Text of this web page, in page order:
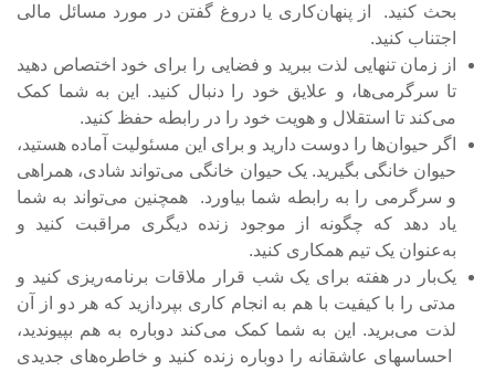
بحث کنید. از پنهان‌کاری یا دروغ گفتن در مورد مسائل مالی
اجتناب کنید.
از زمان تنهایی لذت ببرید و فضایی را برای خود اختصاص دهید
تا سرگرمی‌ها، و علایق خود را دنبال کنید. این به شما کمک
می‌کند تا استقلال و هویت خود را در رابطه حفظ کنید.
اگر حیوان‌ها را دوست دارید و برای این مسئولیت آماده هستید،
حیوان خانگی بگیرید. یک حیوان خانگی می‌تواند شادی، همراهی
و سرگرمی را به رابطه شما بیاورد. همچنین می‌تواند به شما
یاد دهد که چگونه از موجود زنده دیگری مراقبت کنید و
به‌عنوان یک تیم همکاری کنید.
یک‌بار در هفته برای یک شب قرار ملاقات برنامه‌ریزی کنید و
مدتی را با کیفیت با هم به انجام کاری بپردازید که هر دو از آن
لذت می‌برید. این به شما کمک می‌کند دوباره به هم بپیوندید،
احساس­های عاشقانه را دوباره زنده کنید و خاطره‌های جدیدی